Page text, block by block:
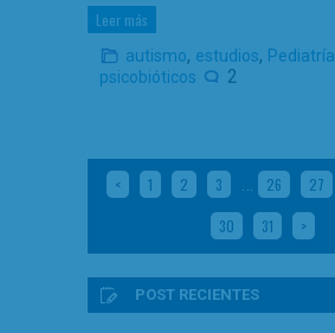
Leer más
autismo, estudios, Pediatría
psicobióticos 2
< 1 2 3 … 26 27
30 31 >
POST RECIENTES